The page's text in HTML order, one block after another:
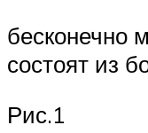
бесконечно
состоят из
Рис.1